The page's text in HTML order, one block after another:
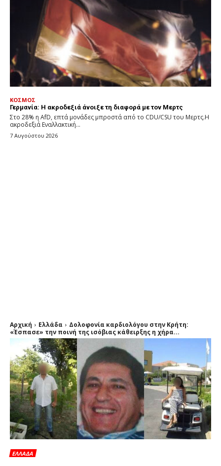
ΚΟΣΜΟΣ
Γερμανία: Η ακροδεξιά άνοιξε τη διαφορά με τον Μερτς
Στο 28% η AfD, επτά μονάδες μπροστά από το CDU/CSU του Μερτς.Η
ακροδεξιά Εναλλακτική...
7 Αυγούστου 2026